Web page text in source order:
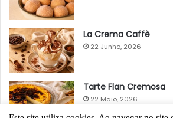
La Crema Caffè
22 Junho, 2026
Tarte Flan Cremosa
22 Maio, 2026